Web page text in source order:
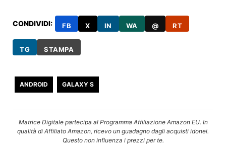
CONDIVIDI: FB X IN WA @ RT
TG STAMPA
ANDROID GALAXY S
Matrice Digitale partecipa al Programma Affiliazione Amazon EU. In
qualità di Affiliato Amazon, ricevo un guadagno dagli acquisti idonei.
Questo non influenza i prezzi per te.